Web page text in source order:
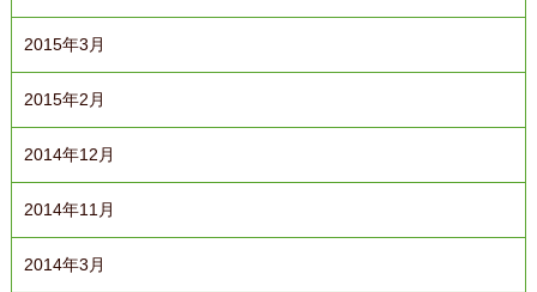
2015年3月
2015年2月
2014年12月
2014年11月
2014年3月